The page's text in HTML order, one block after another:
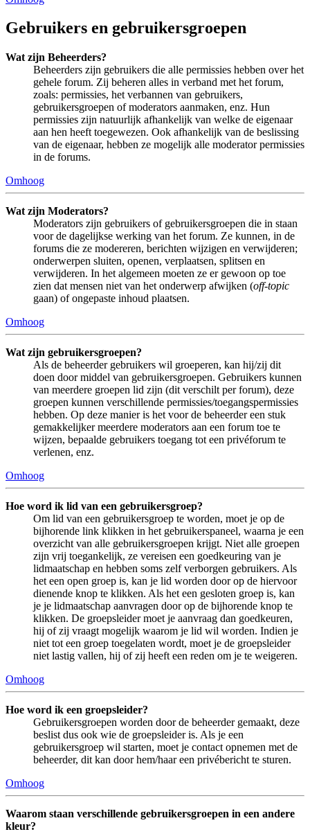
Gebruikers en gebruikersgroepen
Wat zijn Beheerders?
Beheerders zijn gebruikers die alle permissies hebben over het
gehele forum. Zij beheren alles in verband met het forum,
zoals: permissies, het verbannen van gebruikers,
gebruikersgroepen of moderators aanmaken, enz. Hun
permissies zijn natuurlijk afhankelijk van welke de eigenaar
aan hen heeft toegewezen. Ook afhankelijk van de beslissing
van de eigenaar, hebben ze mogelijk alle moderator permissies
in de forums.
Omhoog
Wat zijn Moderators?
Moderators zijn gebruikers of gebruikersgroepen die in staan
voor de dagelijkse werking van het forum. Ze kunnen, in de
forums die ze modereren, berichten wijzigen en verwijderen;
onderwerpen sluiten, openen, verplaatsen, splitsen en
verwijderen. In het algemeen moeten ze er gewoon op toe
zien dat mensen niet van het onderwerp afwijken (off-topic
gaan) of ongepaste inhoud plaatsen.
Omhoog
Wat zijn gebruikersgroepen?
Als de beheerder gebruikers wil groeperen, kan hij/zij dit
doen door middel van gebruikersgroepen. Gebruikers kunnen
van meerdere groepen lid zijn (dit verschilt per forum), deze
groepen kunnen verschillende permissies/toegangspermissies
hebben. Op deze manier is het voor de beheerder een stuk
gemakkelijker meerdere moderators aan een forum toe te
wijzen, bepaalde gebruikers toegang tot een privéforum te
verlenen, enz.
Omhoog
Hoe word ik lid van een gebruikersgroep?
Om lid van een gebruikersgroep te worden, moet je op de
bijhorende link klikken in het gebruikerspaneel, waarna je een
overzicht van alle gebruikersgroepen krijgt. Niet alle groepen
zijn vrij toegankelijk, ze vereisen een goedkeuring van je
lidmaatschap en hebben soms zelf verborgen gebruikers. Als
het een open groep is, kan je lid worden door op de hiervoor
dienende knop te klikken. Als het een gesloten groep is, kan
je je lidmaatschap aanvragen door op de bijhorende knop te
klikken. De groepsleider moet je aanvraag dan goedkeuren,
hij of zij vraagt mogelijk waarom je lid wil worden. Indien je
niet tot een groep toegelaten wordt, moet je de groepsleider
niet lastig vallen, hij of zij heeft een reden om je te weigeren.
Omhoog
Hoe word ik een groepsleider?
Gebruikersgroepen worden door de beheerder gemaakt, deze
beslist dus ook wie de groepsleider is. Als je een
gebruikersgroep wil starten, moet je contact opnemen met de
beheerder, dit kan door hem/haar een privébericht te sturen.
Omhoog
Waarom staan verschillende gebruikersgroepen in een andere
kleur?